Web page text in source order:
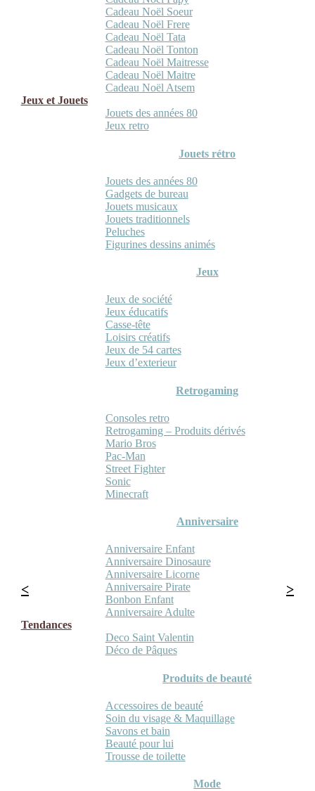
Cadeau Noël Soeur
Cadeau Noël Frere
Cadeau Noël Tata
Cadeau Noël Tonton
Cadeau Noël Maitresse
Cadeau Noël Maitre
Cadeau Noël Atsem
Jeux et Jouets
Jouets des années 80
Jeux retro
Jouets rétro
Jouets des années 80
Gadgets de bureau
Jouets musicaux
Jouets traditionnels
Peluches
Figurines dessins animés
Jeux
Jeux de société
Jeux éducatifs
Casse-tête
Loisirs créatifs
Jeux de 54 cartes
Jeux d’exterieur
Retrogaming
Consoles retro
Retrogaming – Produits dérivés
Mario Bros
Pac-Man
Street Fighter
Sonic
Minecraft
Anniversaire
Anniversaire Enfant
Anniversaire Dinosaure
Anniversaire Licorne
Anniversaire Pirate
Bonbon Enfant
Anniversaire Adulte
Tendances
Deco Saint Valentin
Déco de Pâques
Produits de beauté
Accessoires de beauté
Soin du visage & Maquillage
Savons et bain
Beauté pour lui
Trousse de toilette
Mode